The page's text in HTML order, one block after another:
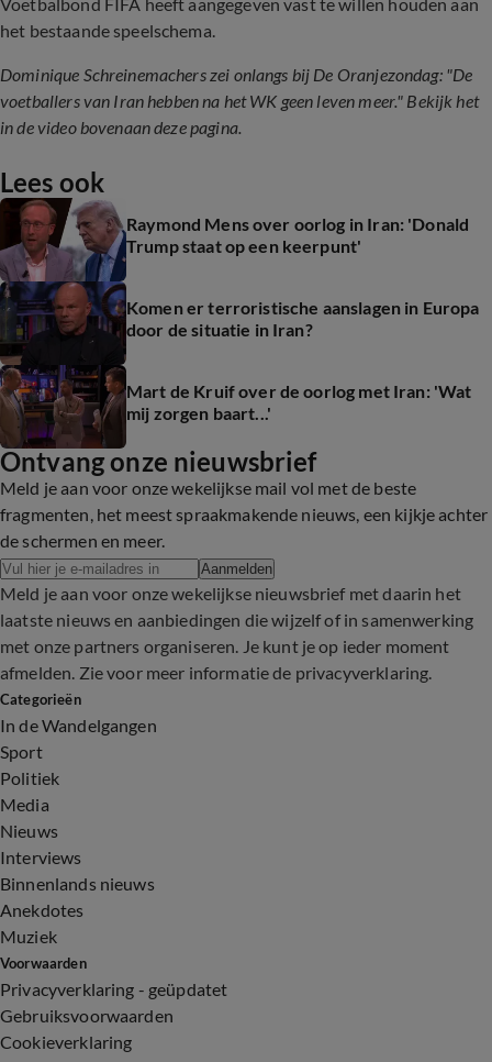
het bestaande speelschema.
Dominique Schreinemachers zei onlangs bij De Oranjezondag: "De
voetballers van Iran hebben na het WK geen leven meer." Bekijk het
in de video bovenaan deze pagina.
Lees ook
Raymond Mens over oorlog in Iran: 'Donald
Trump staat op een keerpunt'
Komen er terroristische aanslagen in Europa
door de situatie in Iran?
Mart de Kruif over de oorlog met Iran: 'Wat
mij zorgen baart...'
Ontvang onze nieuwsbrief
Meld je aan voor onze wekelijkse mail vol met de beste
fragmenten, het meest spraakmakende nieuws, een kijkje achter
de schermen en meer.
Aanmelden
Meld je aan voor onze wekelijkse nieuwsbrief met daarin het
laatste nieuws en aanbiedingen die wijzelf of in samenwerking
met onze partners organiseren. Je kunt je op ieder moment
afmelden. Zie voor meer informatie de privacyverklaring.
Categorieën
In de Wandelgangen
Sport
Politiek
Media
Nieuws
Interviews
Binnenlands nieuws
Anekdotes
Muziek
Voorwaarden
Privacyverklaring - geüpdatet
Gebruiksvoorwaarden
Cookieverklaring